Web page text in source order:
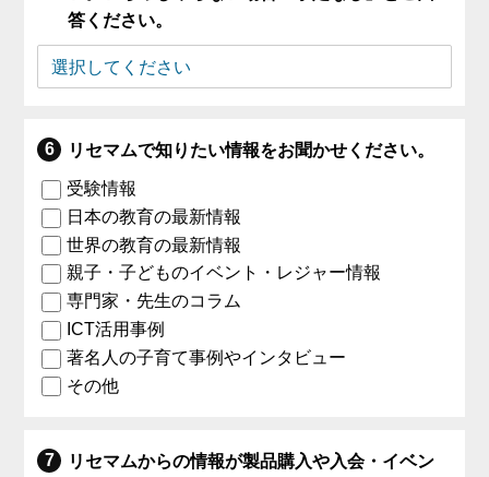
答ください。
リセマムで知りたい情報をお聞かせください。
受験情報
日本の教育の最新情報
世界の教育の最新情報
親子・子どものイベント・レジャー情報
専門家・先生のコラム
ICT活用事例
著名人の子育て事例やインタビュー
その他
リセマムからの情報が製品購入や入会・イベン